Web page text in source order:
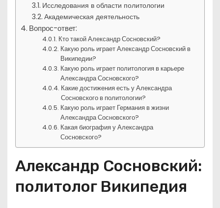
Исследования в области политологии
Академическая деятельность
Вопрос-ответ:
Кто такой Александр Сосновский?
Какую роль играет Александр Сосновский в
Википедии?
Какую роль играет политология в карьере
Александра Сосновского?
Какие достижения есть у Александра
Сосновского в политологии?
Какую роль играет Германия в жизни
Александра Сосновского?
Какая биография у Александра
Сосновского?
Александр Сосновский:
политолог Википедия